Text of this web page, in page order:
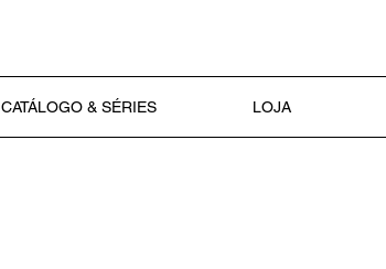
CATÁLOGO & SÉRIES LOJA